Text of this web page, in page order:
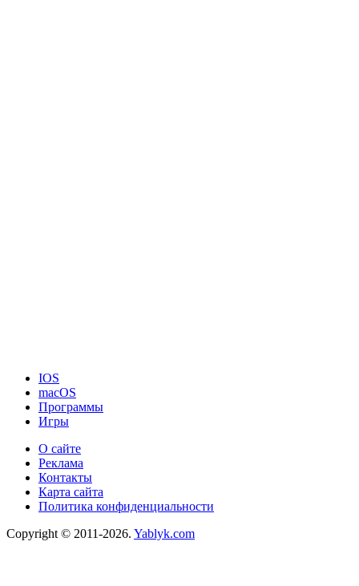
IOS
macOS
Программы
Игры
О сайте
Реклама
Контакты
Карта сайта
Политика конфиденциальности
Copyright © 2011-2026. Yablyk.сom